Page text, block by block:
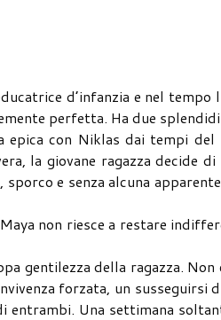
d’infanzia e nel
perfetta. Ha due
epica con Niklas dai tempi
la giovane ragazza decide
e senza alcuna
non riesce a restare
gentilezza della ragazza.
forzata, un susseguirsi
Una settimana